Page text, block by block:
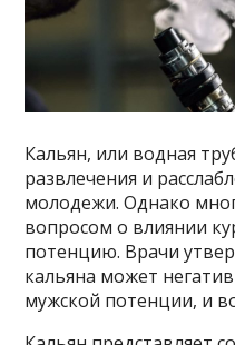
Кальян, или водная
развлечения и
молодежи. Однако
вопросом о влиянии
потенцию. Врачи
кальяна может
мужской потенции, и